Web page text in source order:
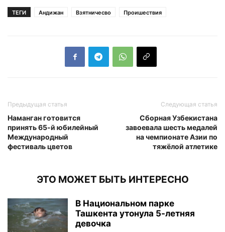
ТЕГИ Андижан Взятничесво Проишествия
Предыдущая статья
Наманган готовится
принять 65-й юбилейный
Международный
фестиваль цветов
Следующая статья
Сборная Узбекистана
завоевала шесть медалей
на чемпионате Азии по
тяжёлой атлетике
ЭТО МОЖЕТ БЫТЬ ИНТЕРЕСНО
В Национальном парке
Ташкента утонула 5-летняя
девочка